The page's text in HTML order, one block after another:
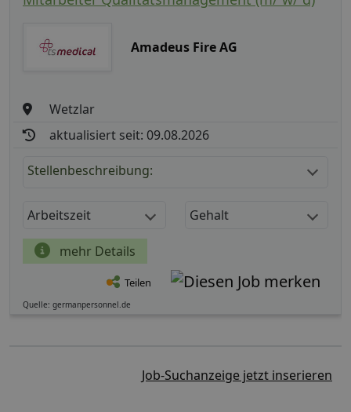
Amadeus Fire AG
Wetzlar
aktualisiert seit: 09.08.2026
Stellenbeschreibung:
Arbeitszeit Gehalt
mehr Details
Teilen
Quelle: germanpersonnel.de
Job-Suchanzeige jetzt inserieren